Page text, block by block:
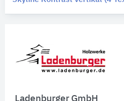
Ladenburger GmbH